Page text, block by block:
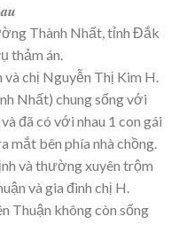
Thành Nhất, tỉnh Đắk
thảm án.
chị Nguyễn Thị Kim H.
Nhất) chung sống với
đã có với nhau 1 con gái
mắt bên phía nhà chồng.
và thường xuyên trộm
và gia đình chị H.
Thuận không còn sống